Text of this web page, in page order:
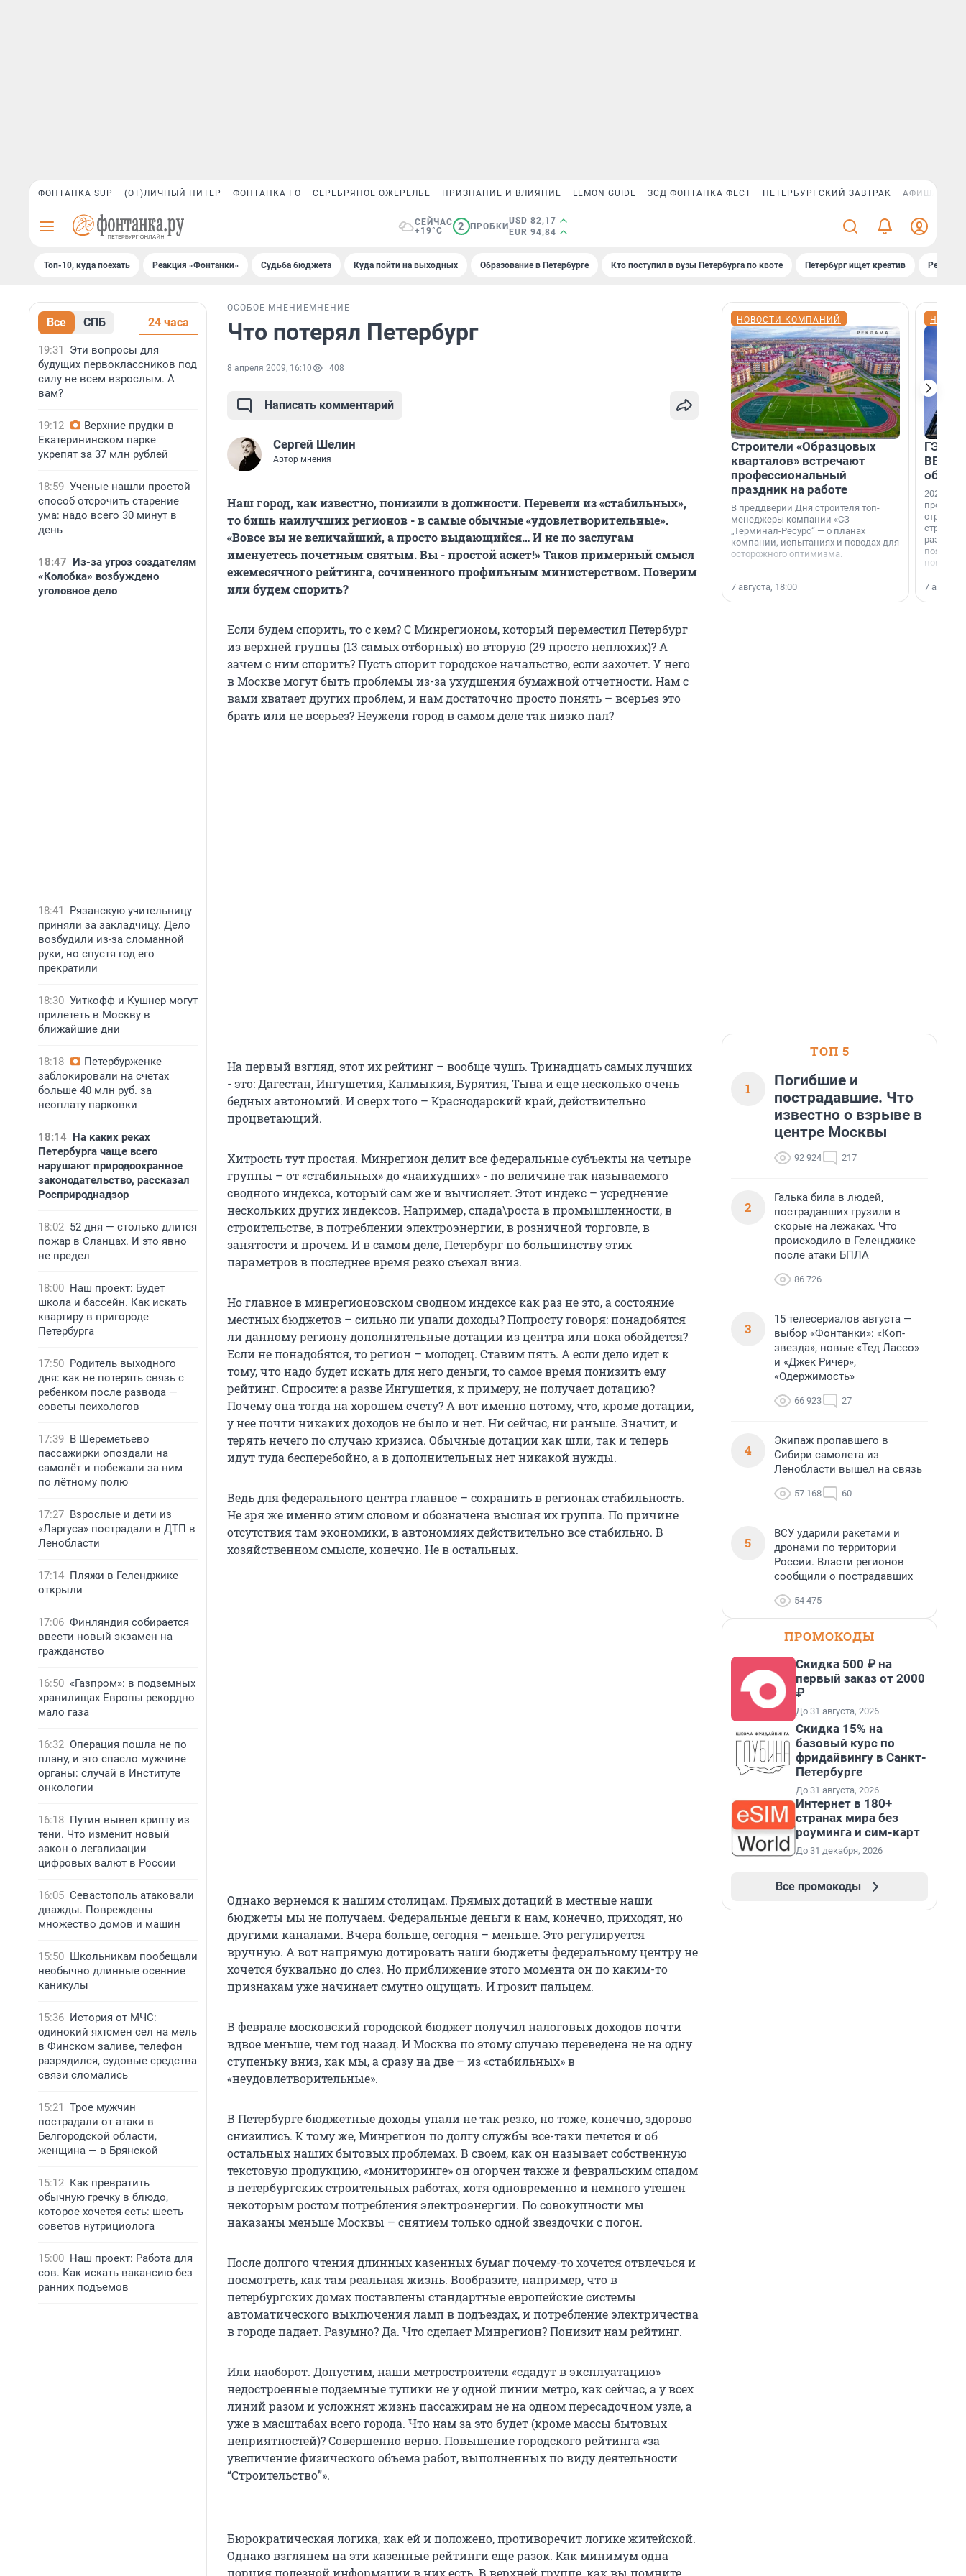
ФОНТАНКА SUP (ОТ)ЛИЧНЫЙ ПИТЕР ФОНТАНКА ГО СЕРЕБРЯНОЕ ОЖЕРЕЛЬЕ ПРИЗНАНИЕ И ВЛИЯНИЕ LEMON GUIDE ЗСД ФОНТАНКА ФЕСТ ПЕТЕРБУРГСКИЙ ЗАВТРАК АФИША PLUS
СЕЙЧАС
+19°C
2 ПРОБКИ
USD 82,17
EUR 94,84
Топ-10, куда поехать Реакция «Фонтанки» Судьба бюджета Куда пойти на выходных Образование в Петербурге Кто поступил в вузы Петербурга по квоте Петербург ищет креатив
Все СПБ 24 часа
19:31
Эти вопросы для
будущих первоклассников под
силу не всем взрослым. А
вам?
19:12
Верхние прудки в
Екатерининском парке
укрепят за 37 млн рублей
18:59 Ученые нашли простой
способ отсрочить старение
ума: надо всего 30 минут в
день
18:47 Из-за угроз создателям
«Колобка» возбуждено
уголовное дело
18:41
Рязанскую учительницу
приняли за закладчицу. Дело
возбудили из-за сломанной
руки, но спустя год его
прекратили
18:30 Уиткофф и Кушнер могут
прилететь в Москву в
ближайшие дни
18:18
Петербурженке
заблокировали на счетах
больше 40 млн руб. за
неоплату парковки
18:14 На каких реках
Петербурга чаще всего
нарушают природоохранное
законодательство, рассказал
Росприроднадзор
18:02 52 дня — столько длится
пожар в Сланцах. И это явно
не предел
18:00 Наш проект: Будет
школа и бассейн. Как искать
квартиру в пригороде
Петербурга
17:50 Родитель выходного
дня: как не потерять связь с
ребенком после развода —
советы психологов
17:39 В Шереметьево
пассажирки опоздали на
самолёт и побежали за ним
по лётному полю
17:27 Взрослые и дети из
«Ларгуса» пострадали в ДТП в
Ленобласти
17:14 Пляжи в Геленджике
открыли
17:06 Финляндия собирается
ввести новый экзамен на
гражданство
16:50 «Газпром»: в подземных
хранилищах Европы рекордно
мало газа
16:32 Операция пошла не по
плану, и это спасло мужчине
органы: случай в Институте
онкологии
16:18 Путин вывел крипту из
тени. Что изменит новый
закон о легализации
цифровых валют в России
16:05 Севастополь атаковали
дважды. Повреждены
множество домов и машин
15:50 Школьникам пообещали
необычно длинные осенние
каникулы
15:36 История от МЧС:
одинокий яхтсмен сел на мель
в Финском заливе, телефон
разрядился, судовые средства
связи сломались
15:21 Трое мужчин
пострадали от атаки в
Белгородской области,
женщина — в Брянской
15:12 Как превратить
обычную гречку в блюдо,
которое хочется есть: шесть
советов нутрициолога
15:00 Наш проект: Работа для
сов. Как искать вакансию без
ранних подъемов
ОСОБОЕ МНЕНИЕ МНЕНИЕ
Что потерял Петербург
8 апреля 2009, 16:10 408
Написать комментарий
Сергей Шелин
Автор мнения
Наш город, как известно, понизили в должности. Перевели из «стабильных»,
то бишь наилучших регионов - в самые обычные «удовлетворительные».
«Вовсе вы не величайший, а просто выдающийся… И не по заслугам
именуетесь почетным святым. Вы - простой аскет!» Таков примерный смысл
ежемесячного рейтинга, сочиненного профильным министерством. Поверим
или будем спорить?
Если будем спорить, то с кем? С Минрегионом, который переместил Петербург
из верхней группы (13 самых отборных) во вторую (29 просто неплохих)? А
зачем с ним спорить? Пусть спорит городское начальство, если захочет. У него
в Москве могут быть проблемы из-за ухудшения бумажной отчетности. Нам с
вами хватает других проблем, и нам достаточно просто понять – всерьез это
брать или не всерьез? Неужели город в самом деле так низко пал?
На первый взгляд, этот их рейтинг – вообще чушь. Тринадцать самых лучших
- это: Дагестан, Ингушетия, Калмыкия, Бурятия, Тыва и еще несколько очень
бедных автономий. И сверх того – Краснодарский край, действительно
процветающий.
Хитрость тут простая. Минрегион делит все федеральные субъекты на четыре
группы – от «стабильных» до «наихудших» - по величине так называемого
сводного индекса, который сам же и вычисляет. Этот индекс – усреднение
нескольких других индексов. Например, спада\роста в промышленности, в
строительстве, в потреблении электроэнергии, в розничной торговле, в
занятости и прочем. И в самом деле, Петербург по большинству этих
параметров в последнее время резко съехал вниз.
Но главное в минрегионовском сводном индексе как раз не это, а состояние
местных бюджетов – сильно ли упали доходы? Попросту говоря: понадобятся
ли данному региону дополнительные дотации из центра или пока обойдется?
Если не понадобятся, то регион – молодец. Ставим пять. А если дело идет к
тому, что надо будет искать для него деньги, то самое время понизить ему
рейтинг. Спросите: а разве Ингушетия, к примеру, не получает дотацию?
Почему она тогда на хорошем счету? А вот именно потому, что, кроме дотации,
у нее почти никаких доходов не было и нет. Ни сейчас, ни раньше. Значит, и
терять нечего по случаю кризиса. Обычные дотации как шли, так и теперь
идут туда бесперебойно, а в дополнительных нет никакой нужды.
Ведь для федерального центра главное – сохранить в регионах стабильность.
Не зря же именно этим словом и обозначена высшая их группа. По причине
отсутствия там экономики, в автономиях действительно все стабильно. В
хозяйственном смысле, конечно. Не в остальных.
Однако вернемся к нашим столицам. Прямых дотаций в местные наши
бюджеты мы не получаем. Федеральные деньги к нам, конечно, приходят, но
другими каналами. Вчера больше, сегодня – меньше. Это регулируется
вручную. А вот напрямую дотировать наши бюджеты федеральному центру не
хочется буквально до слез. Но приближение этого момента он по каким-то
признакам уже начинает смутно ощущать. И грозит пальцем.
В феврале московский городской бюджет получил налоговых доходов почти
вдвое меньше, чем год назад. И Москва по этому случаю переведена не на одну
ступеньку вниз, как мы, а сразу на две – из «стабильных» в
«неудовлетворительные».
В Петербурге бюджетные доходы упали не так резко, но тоже, конечно, здорово
снизились. К тому же, Минрегион по долгу службы все-таки печется и об
остальных наших бытовых проблемах. В своем, как он называет собственную
текстовую продукцию, «мониторинге» он огорчен также и февральским спадом
в петербургских строительных работах, хотя одновременно и немного утешен
некоторым ростом потребления электроэнергии. По совокупности мы
наказаны меньше Москвы – снятием только одной звездочки с погон.
После долгого чтения длинных казенных бумаг почему-то хочется отвлечься и
посмотреть, как там реальная жизнь. Вообразите, например, что в
петербургских домах поставлены стандартные европейские системы
автоматического выключения ламп в подъездах, и потребление электричества
в городе падает. Разумно? Да. Что сделает Минрегион? Понизит нам рейтинг.
Или наоборот. Допустим, наши метростроители «сдадут в эксплуатацию»
недостроенные подземные тупики не у одной линии метро, как сейчас, а у всех
линий разом и усложнят жизнь пассажирам не на одном пересадочном узле, а
уже в масштабах всего города. Что нам за это будет (кроме массы бытовых
неприятностей)? Совершенно верно. Повышение городского рейтинга «за
увеличение физического объема работ, выполненных по виду деятельности
“Строительство”».
Бюрократическая логика, как ей и положено, противоречит логике житейской.
Однако взглянем на эти казенные рейтинги еще разок. Как минимум одна
порция полезной информации в них есть. В верхней группе, как вы помните,
НОВОСТИ КОМПАНИЙ
Строители «Образцовых
кварталов» встречают
профессиональный
праздник на работе
В преддверии Дня строителя топ-
менеджеры компании «СЗ
„Терминал-Ресурс“ — о планах
компании, испытаниях и поводах для
осторожного оптимизма.
7 августа, 18:00
ГЭС,
ВВП: в
об
2026-й —
раз. В
7
ТОП 5
1
Погибшие и
пострадавшие. Что
известно о взрыве в
центре Москвы
92 924 217
2
Галька била в людей,
пострадавших грузили в
скорые на лежаках. Что
происходило в Геленджике
после атаки БПЛА
86 726
3
15 телесериалов августа —
выбор «Фонтанки»: «Коп-
звезда», новые «Тед Лассо»
и «Джек Ричер»,
«Одержимость»
66 923 27
4
Экипаж пропавшего в
Сибири самолета из
Ленобласти вышел на связь
57 168 60
5
ВСУ ударили ракетами и
дронами по территории
России. Власти регионов
сообщили о пострадавших
54 475
ПРОМОКОДЫ
Скидка 500 ₽ на
первый заказ от 2000
₽
До 31 августа, 2026
Скидка 15% на
базовый курс по
фридайвингу в Санкт-
Петербурге
До 31 августа, 2026
Интернет в 180+
странах мира без
роуминга и сим-карт
До 31 декабря, 2026
Все промокоды